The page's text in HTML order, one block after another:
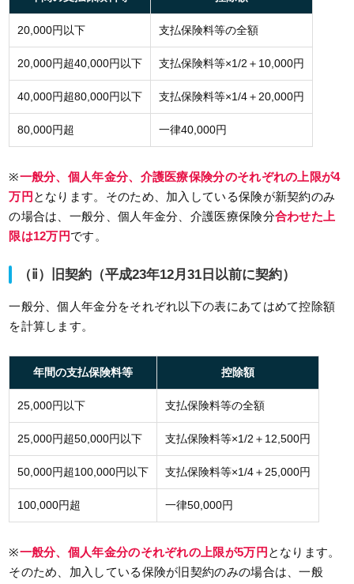
20,000円以下 支払保険料等の全額
20,000円超40,000円以下 支払保険料等×1/2＋10,000円
40,000円超80,000円以下 支払保険料等×1/4＋20,000円
80,000円超 一律40,000円
※一般分、個人年金分、介護医療保険分のそれぞれの上限が4
万円 となります。そのため、加入している保険が新契約のみ
の場合は、一般分、個人年金分、介護医療保険分合わせた上
限は12万円です。
（ⅱ）旧契約（平成23年12月31日以前に契約）
一般分、個人年金分をそれぞれ以下の表にあてはめて控除額
を計算します。
年間の支払保険料等 控除額
25,000円以下 支払保険料等の全額
25,000円超50,000円以下 支払保険料等×1/2＋12,500円
50,000円超100,000円以下 支払保険料等×1/4＋25,000円
100,000円超 一律50,000円
※一般分、個人年金分のそれぞれの上限が5万円 となります。
そのため、加入している保険が旧契約のみの場合は、一般